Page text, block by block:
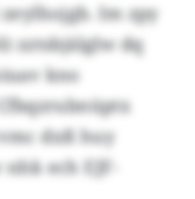
Im zpy
zztsbjälglw dq
kno
dxß huy
ech EJF-